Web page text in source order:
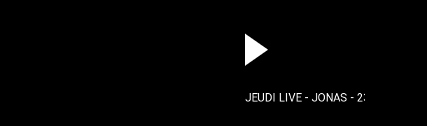
JEUDI LIVE - JONAS - 23/04/2026